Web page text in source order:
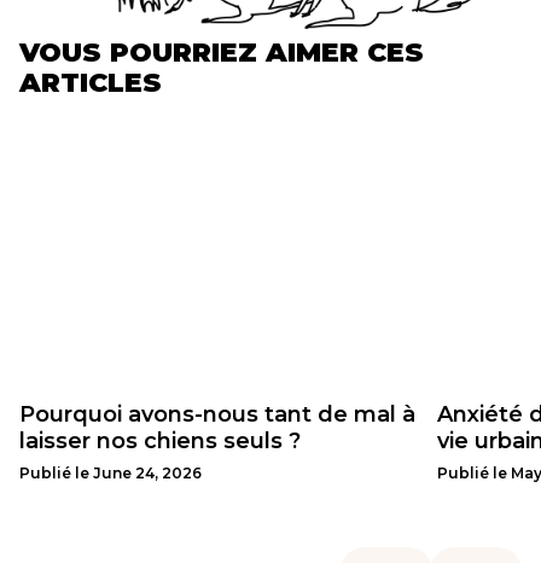
VOUS POURRIEZ AIMER CES
ARTICLES
Pourquoi avons-nous tant de mal à
laisser nos chiens seuls ?
Publié le June 24, 2026
Anxiété
vie
Publié le